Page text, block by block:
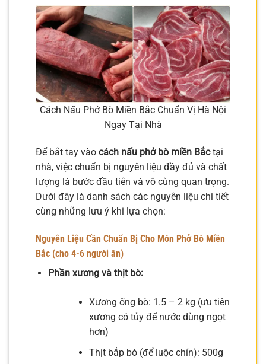
Cách Nấu Phở Bò Miền Bắc Chuẩn Vị Hà Nội
Ngay Tại Nhà
Để bắt tay vào cách nấu phở bò miền Bắctại
nhà, việc chuẩn bị nguyên liệu đầy đủ và chất
lượng là bước đầu tiên và vô cùng quan trọng.
Dưới đây là danh sách các nguyên liệu chi tiết
cùng những lưu ý khi lựa chọn:
Nguyên Liệu Cần Chuẩn Bị Cho Món Phở Bò Miền
Bắc (cho 4-6 người ăn)
Phần xương và thịt bò:
Xương ống bò: 1.5 – 2 kg (ưu tiên
xương có tủy để nước dùng ngọt
hơn)
Thịt bắp bò (để luộc chín): 500g